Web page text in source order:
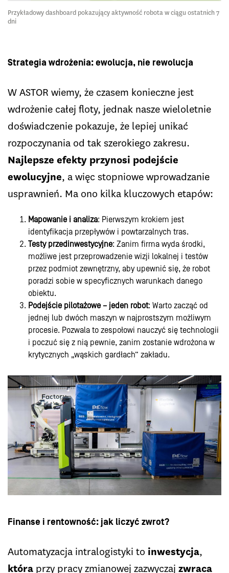
Przykładowy dashboard pokazujący aktywność robota w ciągu ostatnich 7
dni
Strategia wdrożenia: ewolucja, nie rewolucja
W ASTOR wiemy, że czasem konieczne jest
wdrożenie całej floty, jednak nasze wieloletnie
doświadczenie pokazuje, że lepiej unikać
rozpoczynania od tak szerokiego zakresu.
Najlepsze efekty przynosi podejście
ewolucyjne, a więc stopniowe wprowadzanie
usprawnień. Ma ono kilka kluczowych etapów:
Mapowanie i analiza: Pierwszym krokiem jest
identyfikacja przepływów i powtarzalnych tras.
Testy przedinwestycyjne: Zanim firma wyda środki,
możliwe jest przeprowadzenie wizji lokalnej i testów
przez podmiot zewnętrzny, aby upewnić się, że robot
poradzi sobie w specyficznych warunkach danego
obiektu.
Podejście pilotażowe – jeden robot: Warto zacząć od
jednej lub dwóch maszyn w najprostszym możliwym
procesie. Pozwala to zespołowi nauczyć się technologii
i poczuć się z nią pewnie, zanim zostanie wdrożona w
krytycznych „wąskich gardłach” zakładu.
Finanse i rentowność: jak liczyć zwrot?
Automatyzacja intralogistyki to inwestycja,
która przy pracy zmianowej zazwyczaj zwraca